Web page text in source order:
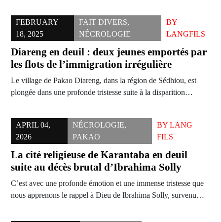
FEBRUARY
18, 2025
FAIT DIVERS,
NÉCROLOGIE
BY
LANGFILS
Diareng en deuil : deux jeunes emportés par
les flots de l’immigration irrégulière
Le village de Pakao Diareng, dans la région de Sédhiou, est
plongée dans une profonde tristesse suite à la disparition…
APRIL 04,
2026
NÉCROLOGIE,
PAKAO
BYLANG
FILS
La cité religieuse de Karantaba en deuil
suite au décès brutal d’Ibrahima Solly
C’est avec une profonde émotion et une immense tristesse que
nous apprenons le rappel à Dieu de Ibrahima Solly, survenu…